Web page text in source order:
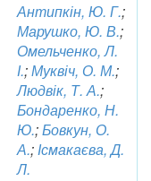
Антипкін, Ю. Г.;
Марушко, Ю. В.;
Омельченко, Л.
І.;Муквіч, О. М.;
Людвік, Т. А.;
Бондаренко, Н.
Ю.;Бовкун, О.
А.;Ісмакаєва, Д.
Л.